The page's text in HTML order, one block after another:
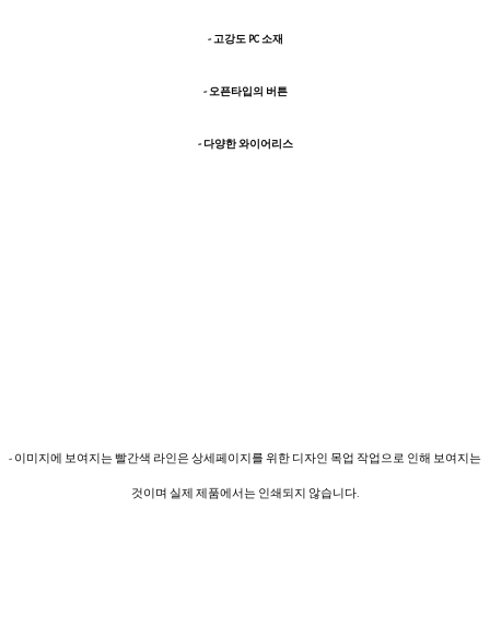
- 고강도 PC 소재
- 오픈타입의 버튼
- 다양한 와이어리스
- 이미지에 보여지는 빨간색 라인은 상세페이지를 위한 디자인 목업 작업으로 인해 보여지는
것이며 실제 제품에서는 인쇄되지 않습니다.